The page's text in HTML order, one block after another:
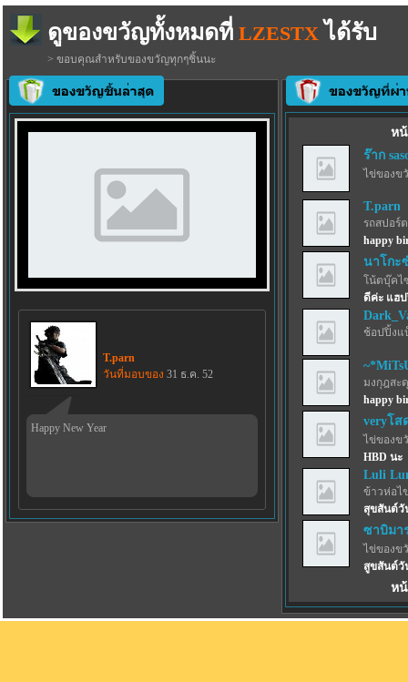
ดูของขวัญทั้งหมดที่ LZESTX ได้รับ
> ขอบคุณสำหรับของขวัญทุกๆชิ้นนะ
T.parn
วันที่มอบของ 31 ธ.ค. 52
Happy New Year
ห
ร๊าก
ไข่ของข
T.parn
รถสปอร์
happy
นาโกะ
โน้ตบุ๊คไ
ดีค่ะ แฮ
ช้อปปิ้งแ
มงกุฎสะ
happy
veryโส
ไข่ของข
HBD นะ
Luli
ข้าวห่อไ
สุขสันต์วั
ซาบิมา
ไข่ของข
สูขสันต์วั
ห